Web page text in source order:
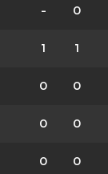
- 0
1 1
0 0
0 0
0 0